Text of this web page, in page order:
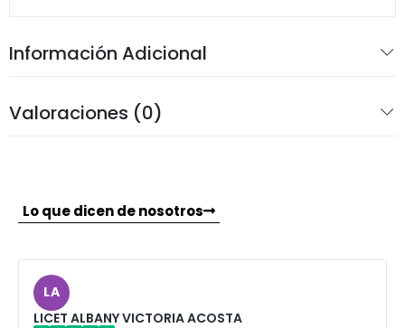
Información Adicional
Valoraciones (0)
Lo que dicen de nosotros
LA
LICET ALBANY VICTORIA ACOSTA